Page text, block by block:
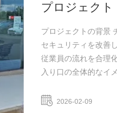
プロジェク
プロジェクトの背景
セキュリティを改善
従業員の流れを合理
入り口の全体的なイ
プロの産業環境で安
2026-02-09